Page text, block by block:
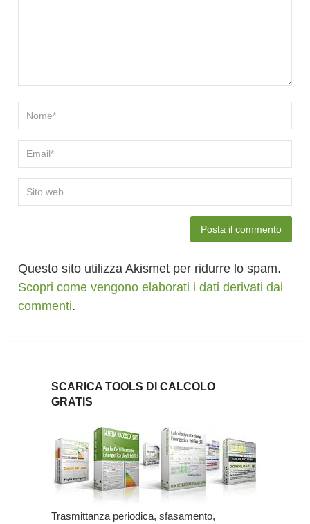
Questo sito utilizza Akismet per ridurre lo spam.
Scopri come vengono elaborati i dati derivati dai
commenti.
SCARICA TOOLS DI CALCOLO
GRATIS
Trasmittanza periodica, sfasamento,